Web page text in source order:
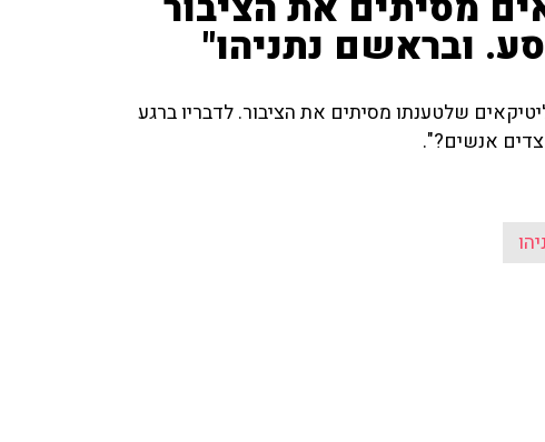
ובראשם נתניהו"
שלטענתו מסיתים את הציבור. לדבריו ברגע
אנשים?".